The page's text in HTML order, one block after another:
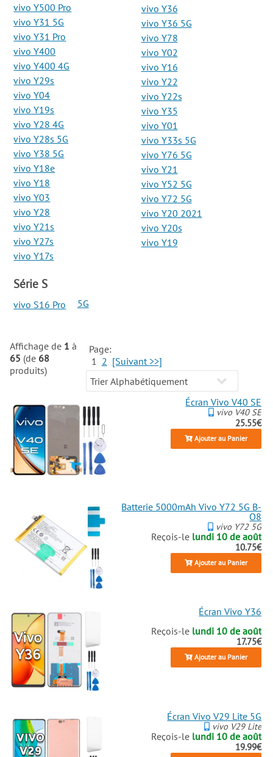
vivo Y500 Pro
vivo Y31 5G
vivo Y31 Pro
vivo Y400
vivo Y400 4G
vivo Y29s
vivo Y04
vivo Y19s
vivo Y28 4G
vivo Y28s 5G
vivo Y38 5G
vivo Y18e
vivo Y18
vivo Y03
vivo Y28
vivo Y21s
vivo Y27s
vivo Y17s
vivo Y36
vivo Y36 5G
vivo Y78
vivo Y02
vivo Y16
vivo Y22
vivo Y22s
vivo Y35
vivo Y01
vivo Y33s 5G
vivo Y76 5G
vivo Y21
vivo Y52 5G
vivo Y72 5G
vivo Y20 2021
vivo Y20s
vivo Y19
Série S
vivo S16 Pro 5G
Affichage de 1 à
65 (de 68
produits)
Page:
1 2 [Suivant >>]
Écran Vivo V40 SE
vivo V40 SE
25.55€
Ajouter au Panier
Batterie 5000mAh Vivo Y72 5G B-
O8
vivo Y72 5G
Reçois-le lundi 10 de août
10.75€
Ajouter au Panier
Écran Vivo Y36
Reçois-le lundi 10 de août
17.75€
Ajouter au Panier
Écran Vivo V29 Lite 5G
vivo V29 Lite
Reçois-le lundi 10 de août
19.99€